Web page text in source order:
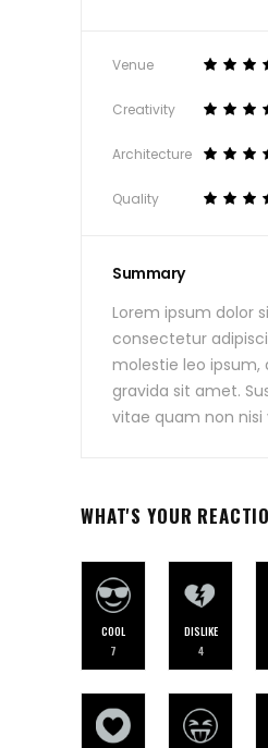
Venue
Creativity
Architecture
Quality
Summary
Lorem ipsum dolor
consectetur
molestie leo ipsum,
gravida sit amet.
vitae quam non nisi
WHAT'S YOUR
COOL
7
DISLIKE
4